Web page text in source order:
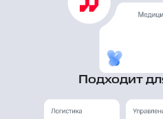
Подходит